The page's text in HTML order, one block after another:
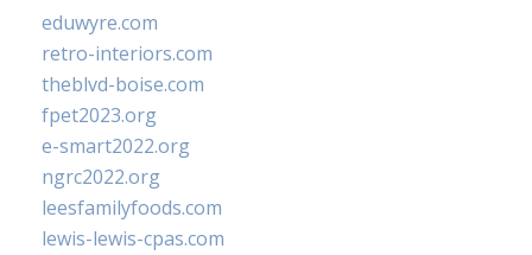
eduwyre.com
retro-interiors.com
theblvd-boise.com
fpet2023.org
e-smart2022.org
ngrc2022.org
leesfamilyfoods.com
lewis-lewis-cpas.com